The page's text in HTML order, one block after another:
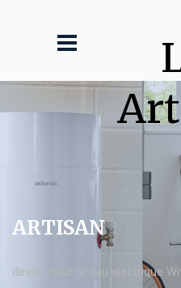
ARTISAN
devis Chauffe eau electrique